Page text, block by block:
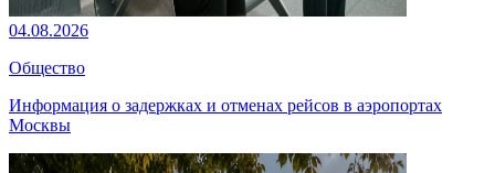
04.08.2026
Общество
Информация о задержках и отменах рейсов в аэропортах
Москвы